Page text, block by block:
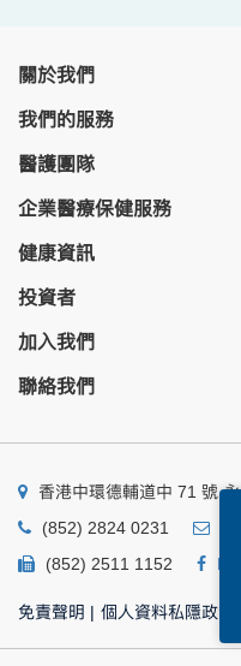
關於我們
我們的服務
醫護團隊
企業醫療保健服務
健康資訊
投資者
加入我們
聯絡我們
香港中環德輔道中 71 號
(852) 2824 0231
(852) 2511 1152
免責聲明 | 個人資料私隱政策